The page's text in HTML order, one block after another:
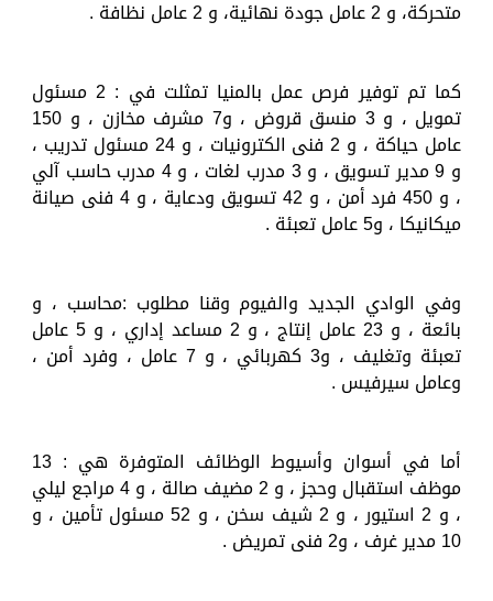
متحركة، و 2 عامل جودة نهائية، و 2 عامل نظافة .
كما تم توفير فرص عمل بالمنيا تمثلت في : 2 مسئول
تمويل ، و 3 منسق قروض ، و7 مشرف مخازن ، و 150
عامل حياكة ، و 2 فنى الكترونيات ، و 24 مسئول تدريب ،
و 9 مدير تسويق ، و 3 مدرب لغات ، و 4 مدرب حاسب آلي
، و 450 فرد أمن ، و 42 تسويق ودعاية ، و 4 فنى صيانة
ميكانيكا ، و5 عامل تعبئة .
وفي الوادي الجديد والفيوم وقنا مطلوب :محاسب ، و
بائعة ، و 23 عامل إنتاج ، و 2 مساعد إداري ، و 5 عامل
تعبئة وتغليف ، و3 كهربائي ، و 7 عامل ، وفرد أمن ،
وعامل سيرفيس .
أما في أسوان وأسيوط الوظائف المتوفرة هي : 13
موظف استقبال وحجز ، و 2 مضيف صالة ، و 4 مراجع ليلي
، و 2 استيور ، و 2 شيف سخن ، و 52 مسئول تأمين ، و
10 مدير غرف ، و2 فنى تمريض .